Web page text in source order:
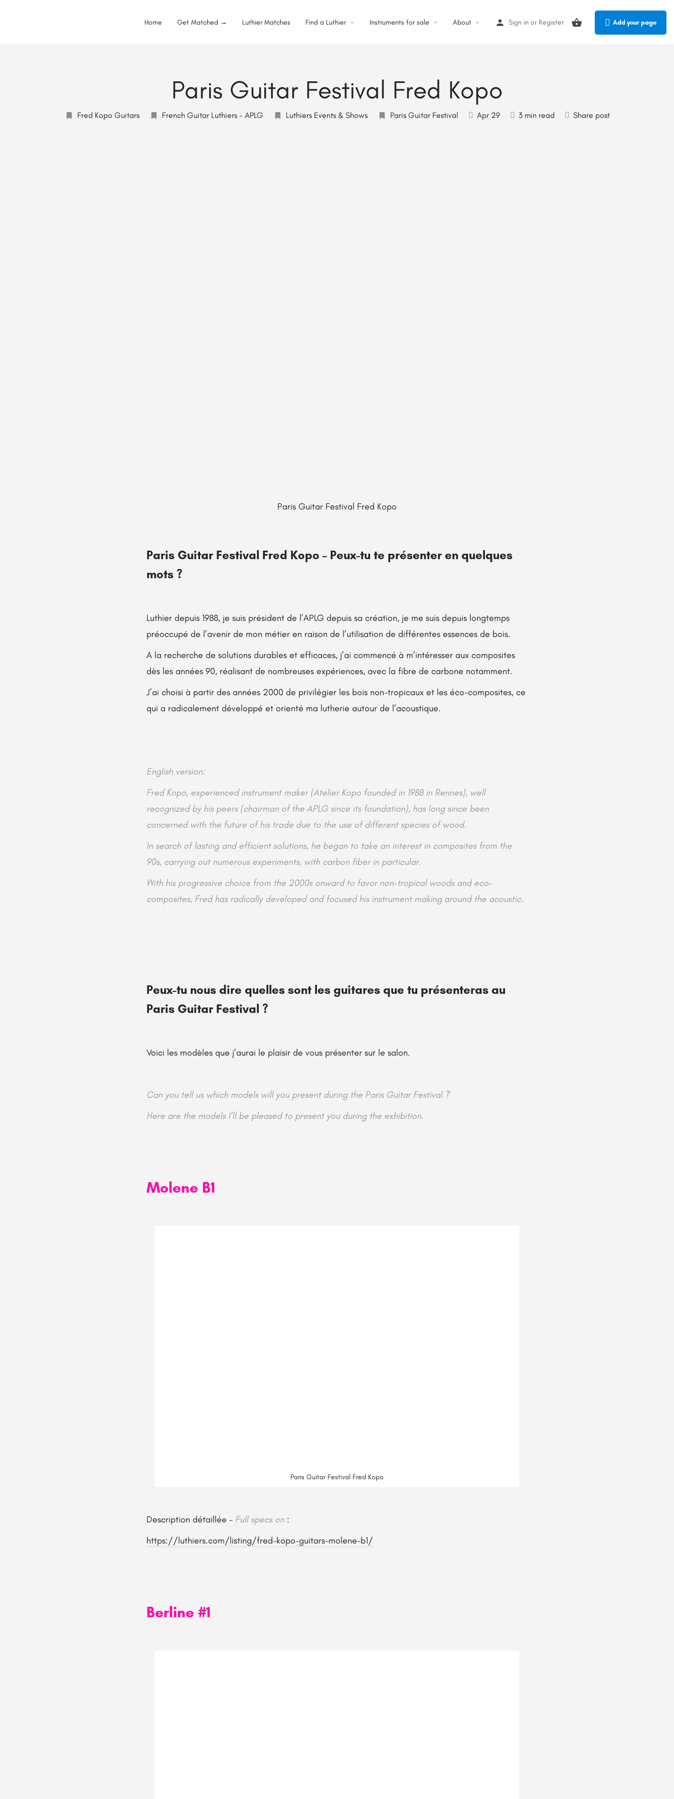
Home Get Matched → Luthier Matches Find a Luthier Instruments for sale About Sign in or Register Add your page
Paris Guitar Festival Fred Kopo
Fred Kopo Guitars French Guitar Luthiers - APLG Luthiers Events & Shows Paris Guitar Festival Apr 29 3 min read Share post
Paris Guitar Festival Fred Kopo
Paris Guitar Festival Fred Kopo – Peux-tu te présenter en quelques
mots ?
Luthier depuis 1988, je suis président de l’APLG depuis sa création, je me suis depuis longtemps
préoccupé de l’avenir de mon métier en raison de l’utilisation de différentes essences de bois.
A la recherche de solutions durables et efficaces, j’ai commencé à m’intéresser aux composites
dès les années 90, réalisant de nombreuses expériences, avec la fibre de carbone notamment.
J’ai choisi à partir des années 2000 de privilégier les bois non-tropicaux et les éco-composites, ce
qui a radicalement développé et orienté ma lutherie autour de l’acoustique.
English version:
Fred Kopo, experienced instrument maker (Atelier Kopo founded in 1988 in Rennes), well
recognized by his peers (chairman of the APLG since its foundation), has long since been
concerned with the future of his trade due to the use of different species of wood.
In search of lasting and efficient solutions, he began to take an interest in composites from the
90s, carrying out numerous experiments, with carbon fiber in particular.
With his progressive choice from the 2000s onward to favor non-tropical woods and eco-
composites, Fred has radically developed and focused his instrument making around the acoustic.
Peux-tu nous dire quelles sont les guitares que tu présenteras au
Paris Guitar Festival ?
Voici les modèles que j’aurai le plaisir de vous présenter sur le salon.
Can you tell us which models will you present during the Paris Guitar Festival ?
Here are the models I’ll be pleased to present you during the exhibition.
Molene B1
Paris Guitar Festival Fred Kopo
Description détaillée – Full specs on :
https://luthiers.com/listing/fred-kopo-guitars-molene-b1/
Berline #1